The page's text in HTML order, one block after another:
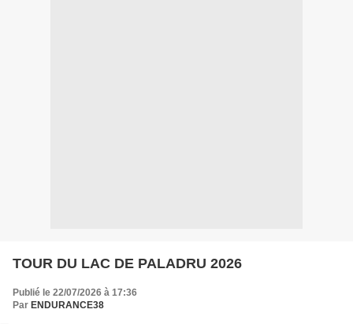
TOUR DU LAC DE PALADRU 2026
Publié le 22/07/2026 à 17:36
Par ENDURANCE38